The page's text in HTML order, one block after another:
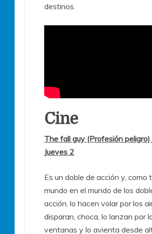
destinos.
Cine
The fall guy (Profesión peligro)
Jueves 2
Es un doble de acción y, como
mundo en el mundo de los
acción, lo hacen volar por los
disparan, choca, lo lanzan por
ventanas y lo avienta desde